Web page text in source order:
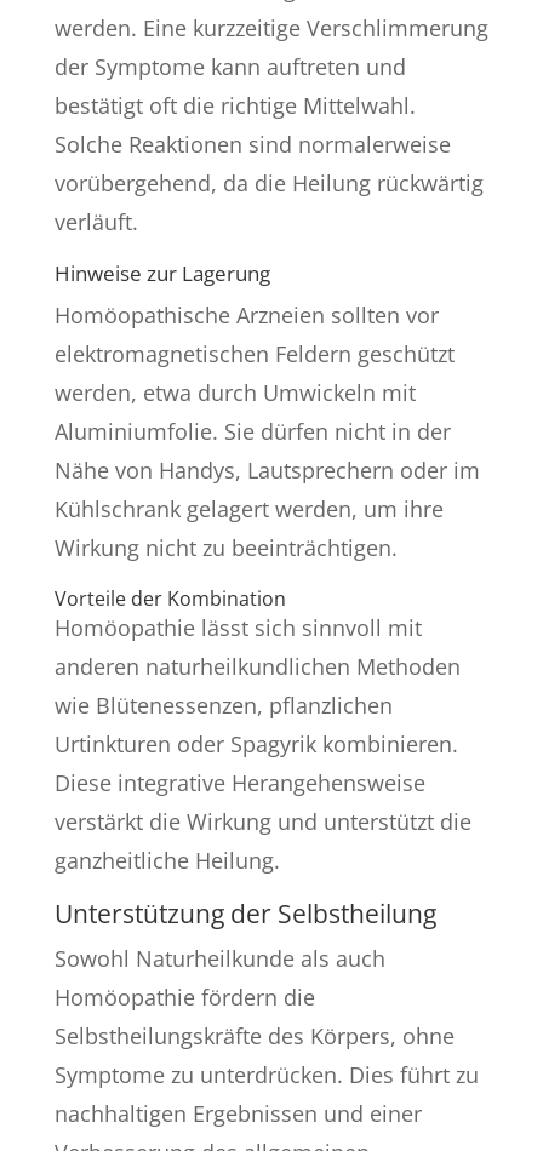
werden. Eine kurzzeitige Verschlimmerung
der Symptome kann auftreten und
bestätigt oft die richtige Mittelwahl.
Solche Reaktionen sind normalerweise
vorübergehend, da die Heilung rückwärtig
verläuft.
Hinweise zur Lagerung
Homöopathische Arzneien sollten vor
elektromagnetischen Feldern geschützt
werden, etwa durch Umwickeln mit
Aluminiumfolie. Sie dürfen nicht in der
Nähe von Handys, Lautsprechern oder im
Kühlschrank gelagert werden, um ihre
Wirkung nicht zu beeinträchtigen.
Vorteile der Kombination
Homöopathie lässt sich sinnvoll mit
anderen naturheilkundlichen Methoden
wie Blütenessenzen, pflanzlichen
Urtinkturen oder Spagyrik kombinieren.
Diese integrative Herangehensweise
verstärkt die Wirkung und unterstützt die
ganzheitliche Heilung.
Unterstützung der Selbstheilung
Sowohl Naturheilkunde als auch
Homöopathie fördern die
Selbstheilungskräfte des Körpers, ohne
Symptome zu unterdrücken. Dies führt zu
nachhaltigen Ergebnissen und einer